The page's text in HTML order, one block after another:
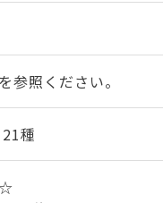
照ください。
種